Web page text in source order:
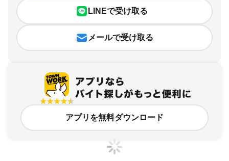
LINEで受け取る
メールで受け取る
アプリを無料ダウンロード